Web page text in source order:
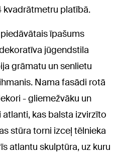
kvadrātmetru platībā.
īpašums
jūgendstila
grāmatu un senlietu
Nama fasādi rotā
- gliemežvāku un
kas balsta izvirzīto
stūra torni izceļ tēlnieka
atlantu skulptūra, uz kuru